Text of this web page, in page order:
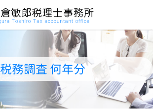
税務調査 何年分